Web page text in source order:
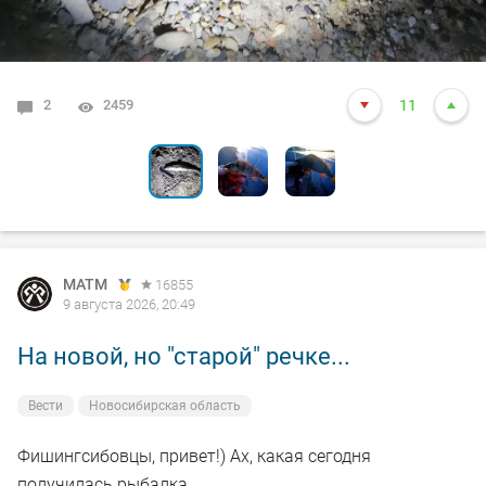
2 2459 11
0 4350 11
0 4287 3
MATM
16855
9 августа 2026, 20:49
На новой, но "старой" речке...
Вести Новосибирская область
Фишингсибовцы, привет!) Ах, какая сегодня